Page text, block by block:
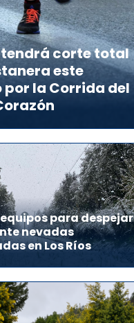
corte total
este
la Corrida del
para despejar
nevadas
en Los Ríos